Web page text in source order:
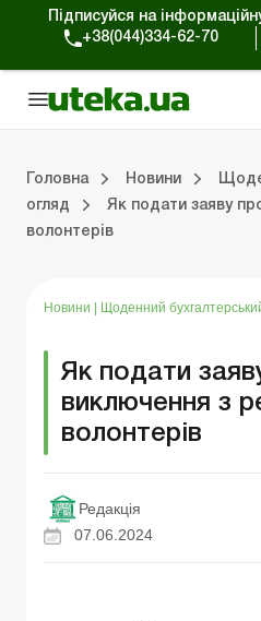
Підписуйся на
+38(044)334-62-70
Головна Новини
огляд
Як подати заяву
волонтерів
Новини Щоденний
Як подати
виключення з
волонтерів
Редакція
07.06.2024